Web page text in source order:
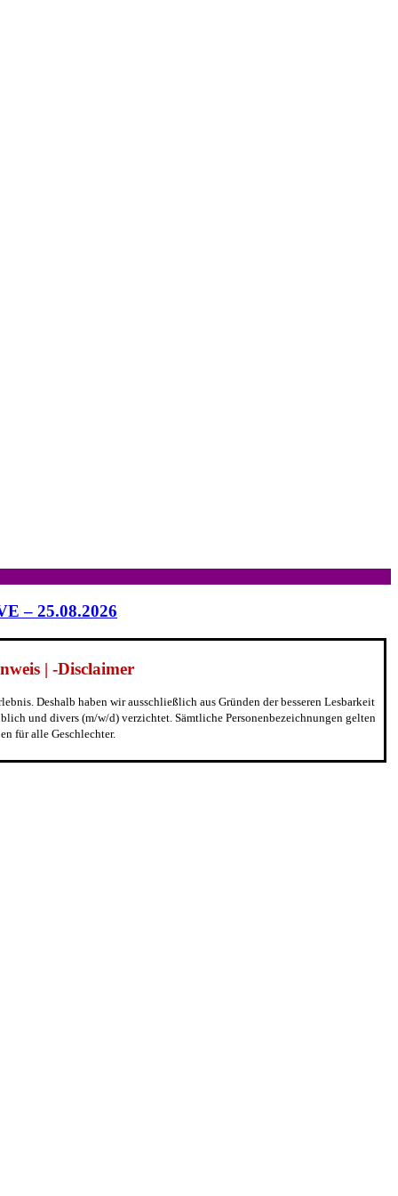
– 25.08.2026
| -Disclaimer
Deshalb haben wir ausschließlich aus Gründen der besseren Lesbarkeit
und divers (m/w/d) verzichtet. Sämtliche Personenbezeichnungen gelten
für alle Geschlechter.